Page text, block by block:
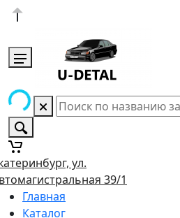
ул.
39/1
Главная
Каталог